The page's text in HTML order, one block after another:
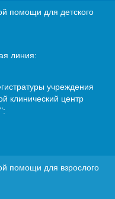
помощи для детского
линия:
учреждения
клинический центр
помощи для взрослого